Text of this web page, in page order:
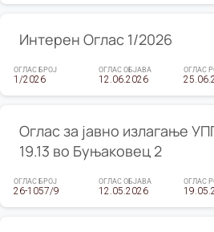
Интерен Оглас 1/2026
ОГЛАС БРОЈ
1/2026
ОГЛАС ОБЈАВА
12.06.2026
ОГЛАС
Оглас за јавно излагање
19.13 во Буњаковец 2
ОГЛАС БРОЈ
26-1057/9
ОГЛАС ОБЈАВА
12.05.2026
ОГЛАС